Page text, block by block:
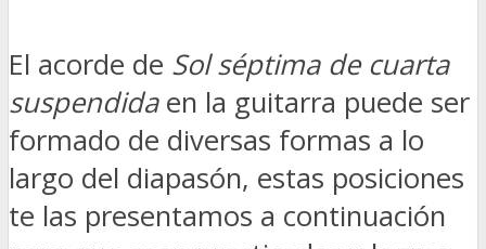
El acorde de Sol séptima de cuarta
suspendidaen la guitarra puede ser
formado de diversas formas a lo
largo del diapasón, estas posiciones
te las presentamos a continuación